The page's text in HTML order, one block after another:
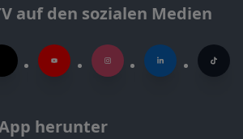
auf den sozialen Medien
herunter